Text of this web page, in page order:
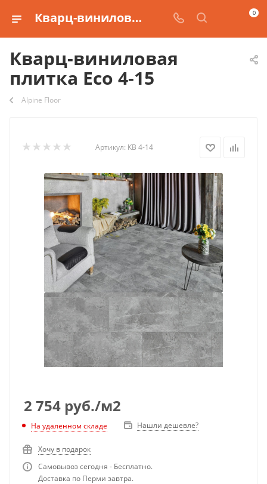
Кварц-виниловая плитка Eco 4-15 купить 0
Кварц-виниловая
плитка Eco 4-15
Alpine Floor
Артикул: КВ 4-14
2 754 руб./м2
На удаленном складе Нашли дешевле?
Хочу в подарок
Самовывоз сегодня - Бесплатно.
Доставка по Перми завтра.